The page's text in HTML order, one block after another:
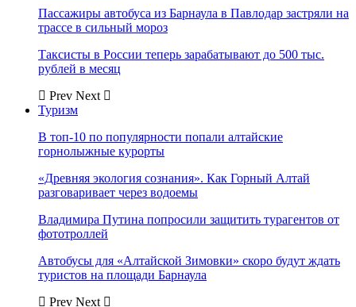
Пассажиры автобуса из Барнаула в Павлодар застряли на
трассе в сильный мороз
Таксисты в России теперь зарабатывают до 500 тыс.
рублей в месяц
Prev Next
Туризм
В топ-10 по популярности попали алтайские
горнолыжные курорты
«Древняя экология сознания». Как Горный Алтай
разговаривает через водоемы
Владимира Путина попросили защитить турагентов от
фототроллей
Автобусы для «Алтайской Зимовки» скоро будут ждать
туристов на площади Барнаула
Prev Next